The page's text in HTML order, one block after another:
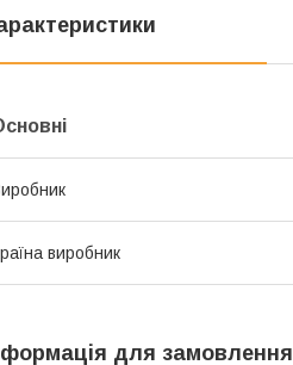
виробник
для замовлення